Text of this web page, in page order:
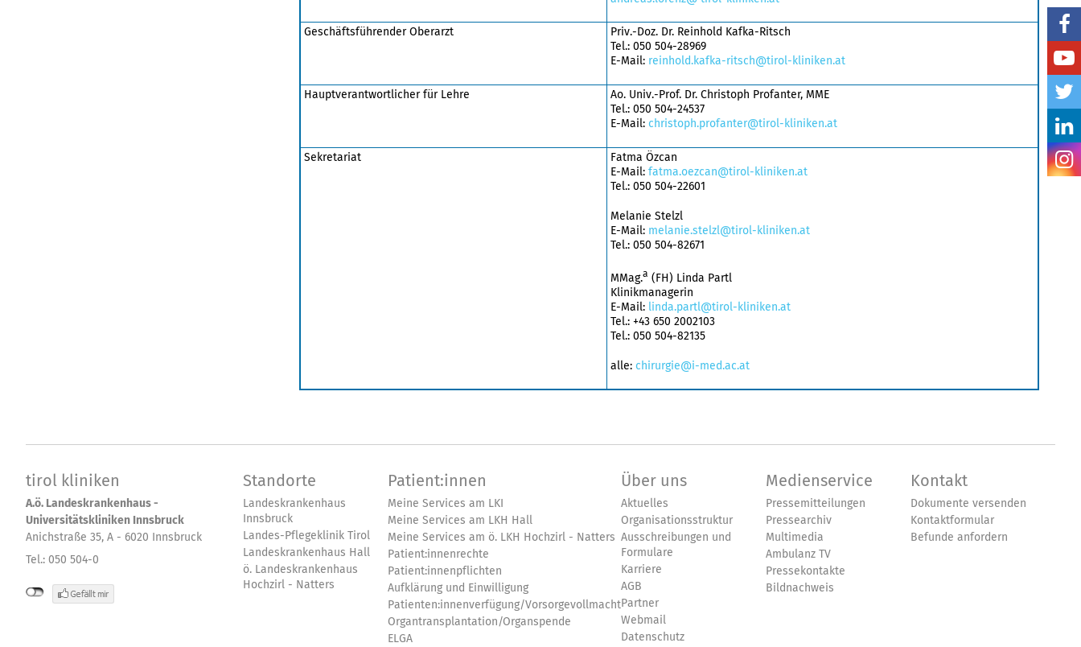
Geschäftsführender Oberarzt
Priv.-Doz. Dr. Reinhold Kafka-Ritsch
Tel.: 050 504-28969
E-Mail: reinhold.kafka-ritsch@tirol-kliniken.at
Hauptverantwortlicher für Lehre
Ao. Univ.-Prof. Dr. Christoph Profanter, MME
Tel.: 050 504-24537
E-Mail: christoph.profanter@tirol-kliniken.at
Sekretariat
Fatma Özcan
E-Mail: fatma.oezcan@tirol-kliniken.at
Tel.: 050 504-22601
Melanie Stelzl
E-Mail: melanie.stelzl@tirol-kliniken.at
Tel.: 050 504-82671
MMag.a (FH) Linda Partl
Klinikmanagerin
E-Mail: linda.partl@tirol-kliniken.at
Tel.: +43 650 2002103
Tel.: 050 504-82135
alle: chirurgie@i-med.ac.at
tirol kliniken
A.ö. Landeskrankenhaus -
Universitätskliniken Innsbruck
Anichstraße 35, A - 6020 Innsbruck
Tel.: 050 504-0
Standorte
Landeskrankenhaus
Innsbruck
Landes-Pflegeklinik Tirol
Landeskrankenhaus Hall
ö. Landeskrankenhaus
Hochzirl - Natters
Patient:innen
Meine Services am LKI
Meine Services am LKH Hall
Meine Services am ö. LKH Hochzirl - Natters
Patient:innenrechte
Patient:innenpflichten
Aufklärung und Einwilligung
Patienten:innenverfügung/Vorsorgevollmacht
Organtransplantation/Organspende
ELGA
Über uns
Aktuelles
Organisationsstruktur
Ausschreibungen und
Formulare
Karriere
AGB
Partner
Webmail
Datenschutz
Medienservice
Pressemitteilungen
Pressearchiv
Multimedia
Ambulanz TV
Pressekontakte
Bildnachweis
Kontakt
Dokumente versenden
Kontaktformular
Befunde anfordern